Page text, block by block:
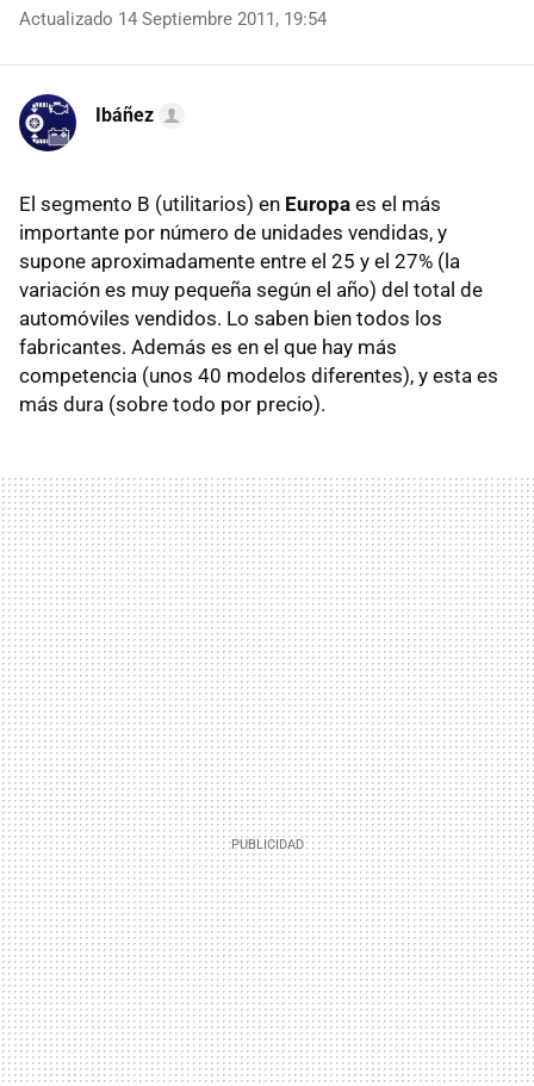
Actualizado 14 Septiembre 2011, 19:54
Ibáñez
El segmento B (utilitarios) en Europa es el más
importante por número de unidades vendidas, y
supone aproximadamente entre el 25 y el 27% (la
variación es muy pequeña según el año) del total de
automóviles vendidos. Lo saben bien todos los
fabricantes. Además es en el que hay más
competencia (unos 40 modelos diferentes), y esta es
más dura (sobre todo por precio).